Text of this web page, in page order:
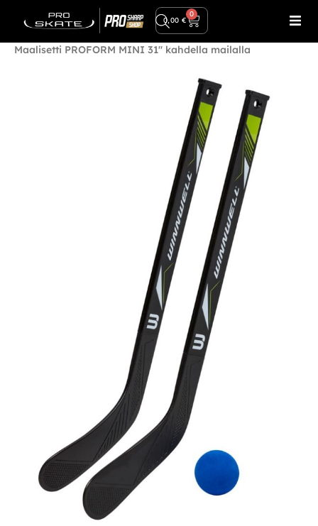
Ilmainen toimitus yli 80€ tilauksiin!
0,00 €
0
Tarvikkeet Harjoitusvälineet
Maalisetti PROFORM MINI 31″ kahdella mailalla